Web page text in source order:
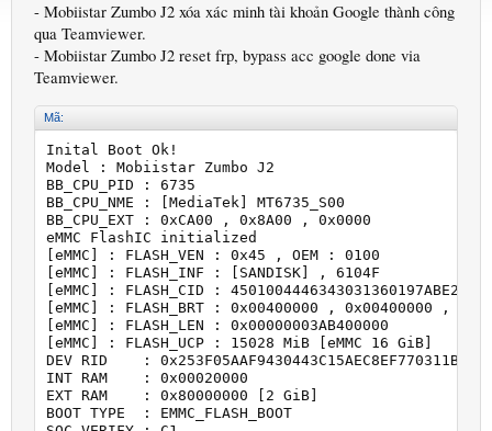
- Mobiistar Zumbo J2 xóa xác minh tài khoản Google thành công
qua Teamviewer.
- Mobiistar Zumbo J2 reset frp, bypass acc google done via
Teamviewer.
Mã:
Inital Boot Ok!
Model : Mobiistar Zumbo J2
BB_CPU_PID : 6735
BB_CPU_NME : [MediaTek] MT6735_S00
BB_CPU_EXT : 0xCA00 , 0x8A00 , 0x0000
eMMC FlashIC initialized
[eMMC] : FLASH_VEN : 0x45 , OEM : 0100
[eMMC] : FLASH_INF : [SANDISK] , 6104F
[eMMC] : FLASH_CID :
[eMMC] : FLASH_BRT : 0x00400000 , 0x00400000 ,
[eMMC] : FLASH_LEN : 0x00000003AB400000
[eMMC] : FLASH_UCP : 15028 MiB [eMMC 16 GiB]
DEV RID    : 0x253F05AAF9430443C15AEC8EF770311B
INT RAM    : 0x00020000
EXT RAM    : 0x80000000 [2 GiB]
BOOT TYPE  : EMMC_FLASH_BOOT